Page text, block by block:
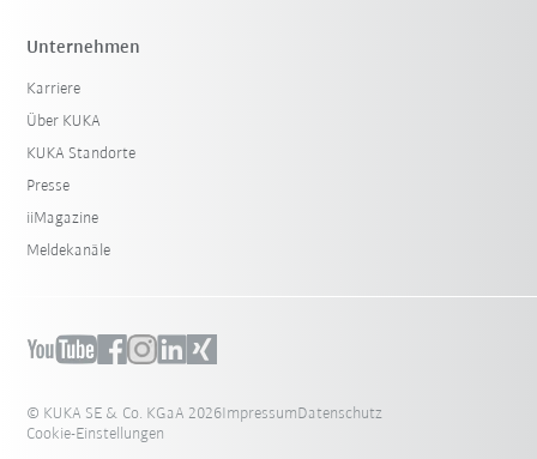
Unternehmen
Karriere
Über KUKA
KUKA Standorte
Presse
iiMagazine
Meldekanäle
© KUKA SE & Co. KGaA 2026ImpressumDatenschutz
Cookie-Einstellungen